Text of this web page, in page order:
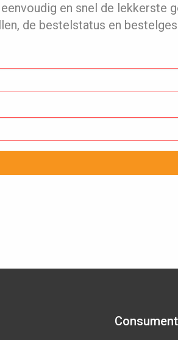
en snel de lekkerste
de bestelstatus en
Consument